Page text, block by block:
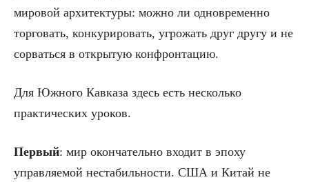
мировой архитектуры: можно ли одновременно
торговать, конкурировать, угрожать друг другу и не
сорваться в открытую конфронтацию.
Для Южного Кавказа здесь есть несколько
практических уроков.
Первый: мир окончательно входит в эпоху
управляемой нестабильности. США и Китай не